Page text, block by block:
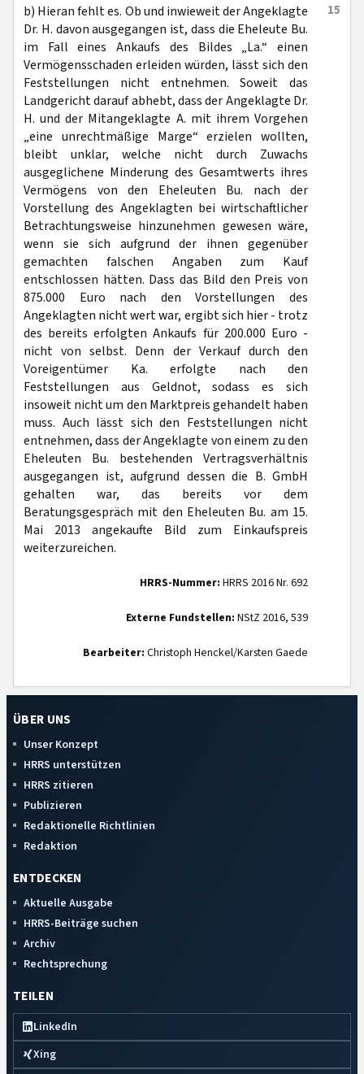
15
b) Hieran fehlt es. Ob und inwieweit der Angeklagte
Dr. H. davon ausgegangen ist, dass die Eheleute Bu.
im Fall eines Ankaufs des Bildes „La.“ einen
Vermögensschaden erleiden würden, lässt sich den
Feststellungen nicht entnehmen. Soweit das
Landgericht darauf abhebt, dass der Angeklagte Dr.
H. und der Mitangeklagte A. mit ihrem Vorgehen
„eine unrechtmäßige Marge“ erzielen wollten,
bleibt unklar, welche nicht durch Zuwachs
ausgeglichene Minderung des Gesamtwerts ihres
Vermögens von den Eheleuten Bu. nach der
Vorstellung des Angeklagten bei wirtschaftlicher
Betrachtungsweise hinzunehmen gewesen wäre,
wenn sie sich aufgrund der ihnen gegenüber
gemachten falschen Angaben zum Kauf
entschlossen hätten. Dass das Bild den Preis von
875.000 Euro nach den Vorstellungen des
Angeklagten nicht wert war, ergibt sich hier - trotz
des bereits erfolgten Ankaufs für 200.000 Euro -
nicht von selbst. Denn der Verkauf durch den
Voreigentümer Ka. erfolgte nach den
Feststellungen aus Geldnot, sodass es sich
insoweit nicht um den Marktpreis gehandelt haben
muss. Auch lässt sich den Feststellungen nicht
entnehmen, dass der Angeklagte von einem zu den
Eheleuten Bu. bestehenden Vertragsverhältnis
ausgegangen ist, aufgrund dessen die B. GmbH
gehalten war, das bereits vor dem
Beratungsgespräch mit den Eheleuten Bu. am 15.
Mai 2013 angekaufte Bild zum Einkaufspreis
weiterzureichen.
HRRS-Nummer: HRRS 2016 Nr. 692
Externe Fundstellen: NStZ 2016, 539
Bearbeiter: Christoph Henckel/Karsten Gaede
ÜBER UNS
Unser Konzept
HRRS unterstützen
HRRS zitieren
Publizieren
Redaktionelle Richtlinien
Redaktion
ENTDECKEN
Aktuelle Ausgabe
HRRS-Beiträge suchen
Archiv
Rechtsprechung
TEILEN
LinkedIn
Xing